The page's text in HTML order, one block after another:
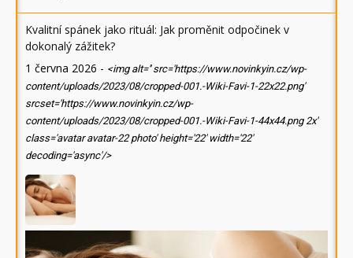
Kvalitní spánek jako rituál: Jak proměnit odpočinek v
dokonalý zážitek?
1 června 2026 - <img alt='' src='https://www.novinkyin.cz/wp-
content/uploads/2023/08/cropped-001.-Wiki-Favi-1-22x22.png'
srcset='https://www.novinkyin.cz/wp-
content/uploads/2023/08/cropped-001.-Wiki-Favi-1-44x44.png 2x'
class='avatar avatar-22 photo' height='22' width='22'
decoding='async'/>